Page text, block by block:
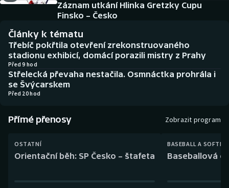
Baseball a softbal
Basketbal
Biatlon
Boby a skeleton
Dostihy
Soutěže
Historické návraty
Aplikace ČT sport
AZ kvíz
Záznam utkání Hlinka Gretzky Cupu
Finsko – Česko
Články k tématu
Třebíč pokřtila otevření zrekonstruovaného
stadionu exhibicí, domácí porazili mistry z Prahy
Před 9 hod
Střelecká převaha nestačila. Osmnáctka prohrála i
se Švýcarskem
Před 20 hod
Přímé přenosy Zobrazit program
OSTATNÍ
Orientační běh: SP Česko – štafeta
BASEBALL A
Baseballová